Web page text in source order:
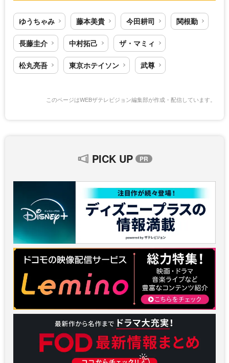
ゆうちゃみ 藤本美貴 今田耕司 関根勤
長藤圭介 中村拓己 ザ・マミィ
松丸亮吾 東京ホテイソン 武尊
このページはWEBザテレビジョン編集部が作成・配信しています。
PICK UP